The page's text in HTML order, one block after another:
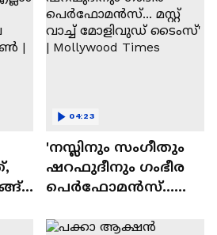
'നസ്ലിനും സംഗീതും
ഷറഫുദീനും ഗംഭീര
പെർഫോമൻസ്...
ടൈംസ്' | Mollywood
04:23